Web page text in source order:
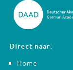
Direct naar:
Home